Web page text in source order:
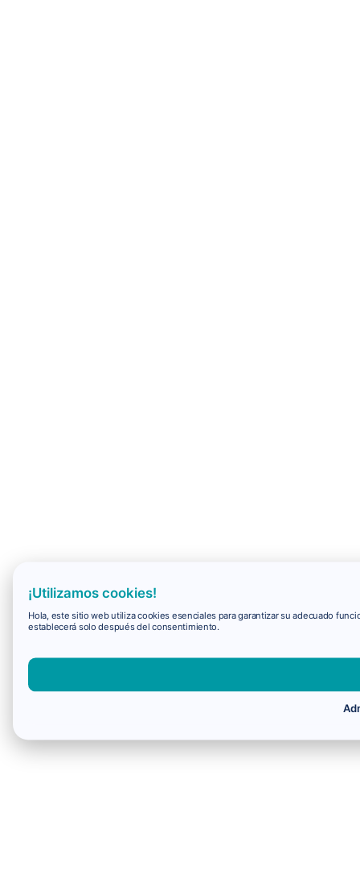
¡Utilizamos cookies!
Hola, este sitio web utiliza cookies esenciales para garantizar su adecuado
establecerá solo después del consentimiento.